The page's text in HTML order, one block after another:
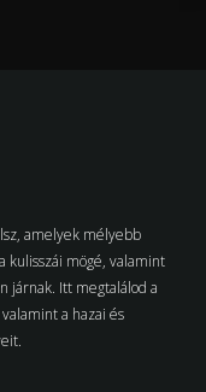
amelyek mélyebb
kulisszái mögé, valamint
járnak. Itt megtalálod a
a hazai és